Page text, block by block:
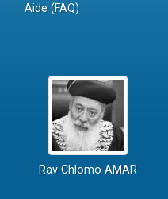
Aide (FAQ)
Rav Chlomo AMAR